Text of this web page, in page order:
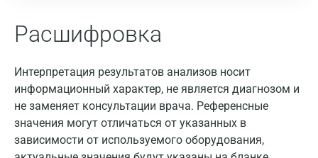
Расшифровка
Интерпретация результатов анализов носит
информационный характер, не является диагнозом и
не заменяет консультации врача. Референсные
значения могут отличаться от указанных в
зависимости от используемого оборудования,
Нижний Новгород
Альметьевск
Апрелевка
Армавир